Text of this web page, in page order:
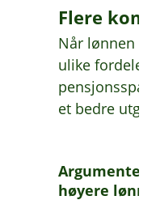
Flere
Når lønnen
ulike fordeler
et bedre
Argumenter
høyere lønn: